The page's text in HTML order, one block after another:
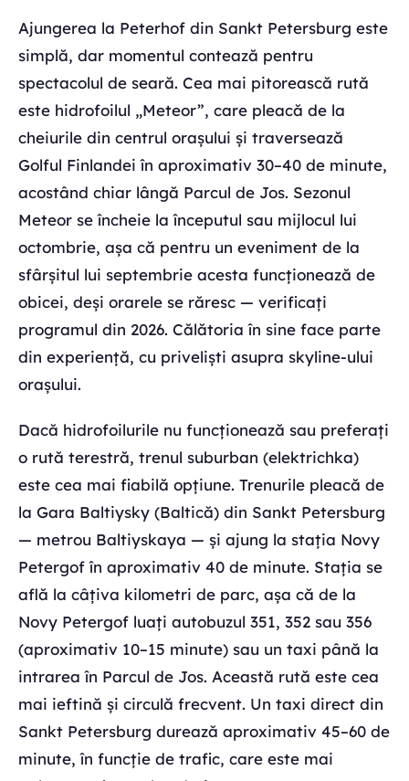
Ajungerea la Peterhof din Sankt Petersburg este
simplă, dar momentul contează pentru
spectacolul de seară. Cea mai pitorească rută
este hidrofoilul „Meteor”, care pleacă de la
cheiurile din centrul orașului și traversează
Golful Finlandei în aproximativ 30–40 de minute,
acostând chiar lângă Parcul de Jos. Sezonul
Meteor se încheie la începutul sau mijlocul lui
octombrie, așa că pentru un eveniment de la
sfârșitul lui septembrie acesta funcționează de
obicei, deși orarele se răresc — verificați
programul din 2026. Călătoria în sine face parte
din experiență, cu priveliști asupra skyline-ului
orașului.
Dacă hidrofoilurile nu funcționează sau preferați
o rută terestră, trenul suburban (elektrichka)
este cea mai fiabilă opțiune. Trenurile pleacă de
la Gara Baltiysky (Baltică) din Sankt Petersburg
— metrou Baltiyskaya — și ajung la stația Novy
Petergof în aproximativ 40 de minute. Stația se
află la câțiva kilometri de parc, așa că de la
Novy Petergof luați autobuzul 351, 352 sau 356
(aproximativ 10–15 minute) sau un taxi până la
intrarea în Parcul de Jos. Această rută este cea
mai ieftină și circulă frecvent. Un taxi direct din
Sankt Petersburg durează aproximativ 45–60 de
minute, în funcție de trafic, care este mai